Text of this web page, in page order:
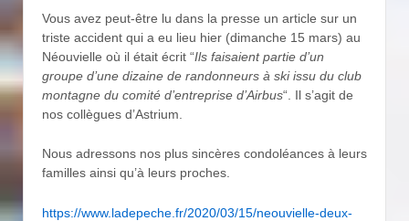
Vous avez peut-être lu dans la presse un article sur un
triste accident qui a eu lieu hier (dimanche 15 mars) au
Néouvielle où il était écrit “Ils faisaient partie d’un
groupe d’une dizaine de randonneurs à ski issu du club
montagne du comité d’entreprise d’Airbus“. Il s’agit de
nos collègues d’Astrium.
Nous adressons nos plus sincères condoléances à leurs
familles ainsi qu’à leurs proches.
https://www.ladepeche.fr/2020/03/15/neouvielle-deux-